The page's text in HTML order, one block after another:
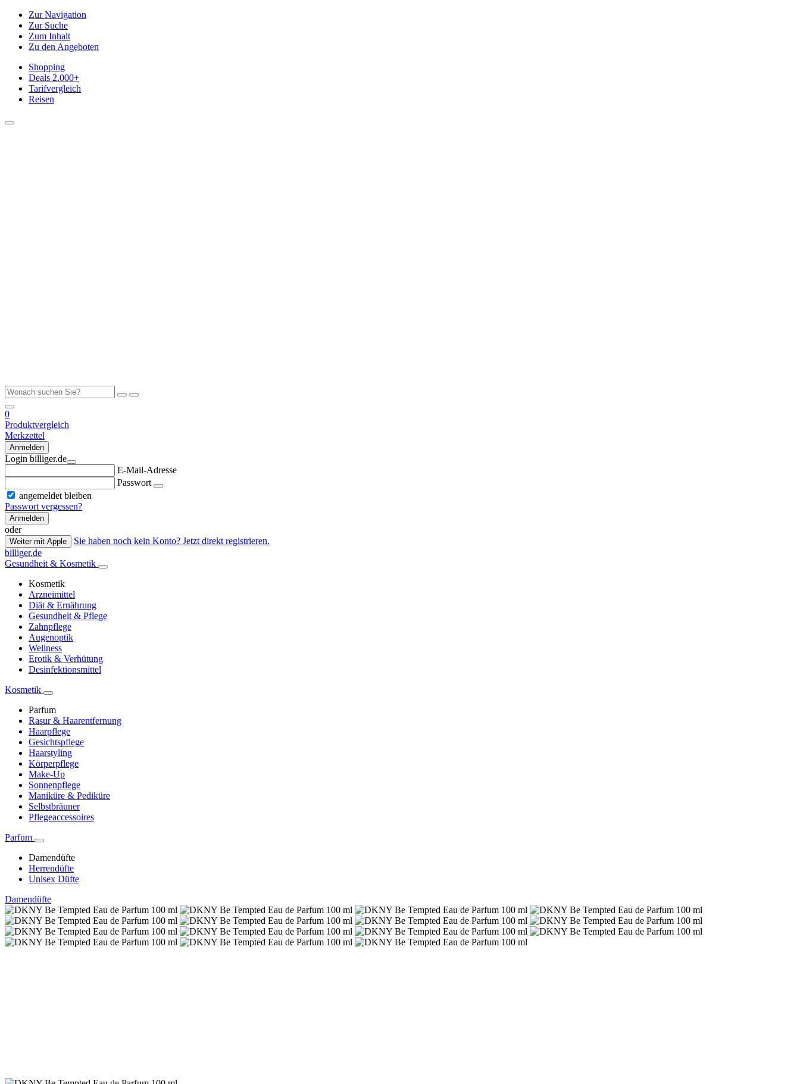
Zur Navigation
Zur Suche
Zum Inhalt
Zu den Angeboten
Shopping
Deals 2.000+
Tarifvergleich
Reisen
0
Produktvergleich
Merkzettel
Anmelden
Login billiger.de
E-Mail-Adresse
Passwort
angemeldet bleiben
Passwort vergessen?
Anmelden
oder
Weiter mit Apple
Sie haben noch kein Konto? Jetzt direkt registrieren.
billiger.de
Gesundheit & Kosmetik
Kosmetik
Arzneimittel
Diät & Ernährung
Gesundheit & Pflege
Zahnpflege
Augenoptik
Wellness
Erotik & Verhütung
Desinfektionsmittel
Kosmetik
Parfum
Rasur & Haarentfernung
Haarpflege
Gesichtspflege
Haarstyling
Körperpflege
Make-Up
Sonnenpflege
Maniküre & Pediküre
Selbstbräuner
Pflegeaccessoires
Parfum
Damendüfte
Herrendüfte
Unisex Düfte
Damendüfte